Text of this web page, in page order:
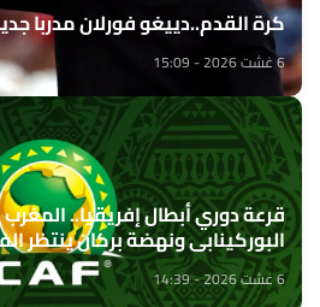
كرة القدم..دييغو فورلان مدربا
6 غشت 2026 - 15:09
قرعة دوري أبطال إفريقيا..
البوركينابي ونهضة بركان ينتظر
سبور السيراليوني وميدينا يونايتد
6 غشت 2026 - 14:39